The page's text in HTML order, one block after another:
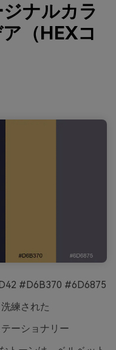
ナルカラ
（HEXコ
#D6B370 #6D6875
練された
ーショナリー